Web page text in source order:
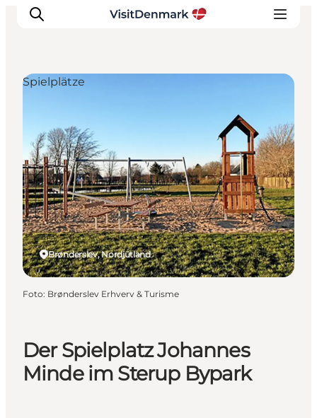
Regionen
Erlebnisse
Unterkünfte
Reiseplanung
Der Spielplatz Johannes
Minde im Sterup Bypark
Brønderslev, Nordjütland
Spielplätze
Foto: Brønderslev Erhverv & Turisme